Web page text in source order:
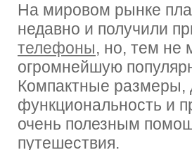
На мировом рынке
недавно и получили
телефоны, но, тем не
огромнейшую
Компактные размеры,
функциональность и
очень полезным
путешествия.